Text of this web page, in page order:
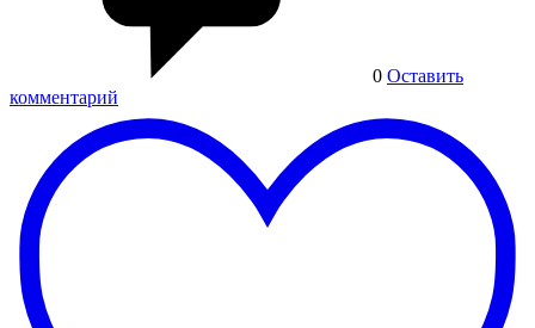
0 Оставить
комментарий